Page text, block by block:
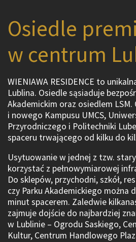
Osiedle
w centrum
WIENIAWA RESIDENCE to
Lublina. Osiedle sąsiaduje
Akademickim oraz osiedlem
i nowego Kampusu UMCS,
Przyrodniczego i Politechniki
spaceru trwającego od kilku do
Usytuowanie w jednej z tzw.
korzystać z pełnowymiarowej
Do sklepów, przychodni, szkół,
czy Parku Akademickiego można
minut spacerem. Zaledwie
zajmuje dojście do najbardziej
w Lublinie – Ogrodu Saskiego,
Kultur, Centrum Handlowego